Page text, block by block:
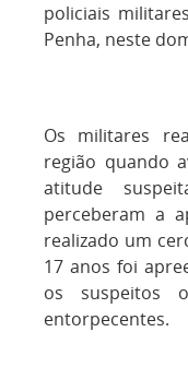
policiais
Penha, neste
Os militares
região quando
atitude
perceberam a
realizado um
17 anos foi
os suspeitos
entorpecentes.